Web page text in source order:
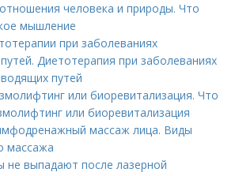
человека и природы. Что
мышление
при заболеваниях
Диетотерапия при заболеваниях
путей
или биоревитализация. Что
или биоревитализация
массаж лица. Виды
массажа
не выпадают после лазерной